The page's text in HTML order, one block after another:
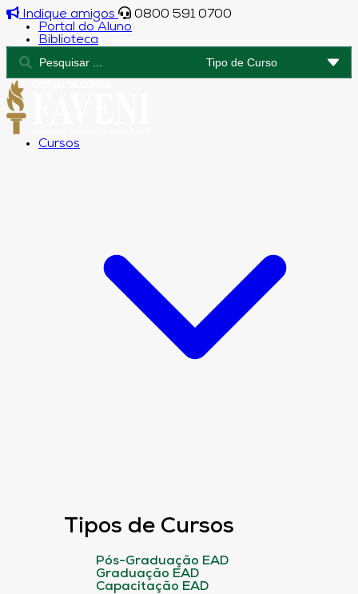
Indique amigos
0800 591 0700
Portal do Aluno
Biblioteca
Cursos
Tipos de Cursos
Pós-Graduação EAD
Graduação EAD
Capacitação EAD